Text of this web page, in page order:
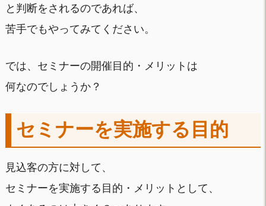
と判断をされるのであれば、
苦手でもやってみてください。
では、セミナーの開催目的・メリットは
何なのでしょうか？
セミナーを実施する目的
見込客の方に対して、
セミナーを実施する目的・メリットとして、